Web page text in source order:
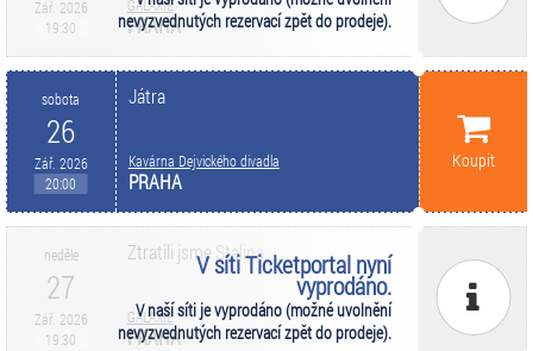
Zář. 2026
19:30
nevyzvednutých rezervací zpět do prodeje).
GALAXIE
PRAHA
sobota
26
Zář. 2026
20:00
Játra
Kavárna Dejvického divadla
PRAHA
Koupit
neděle
27
Zář. 2026
19:30
V síti Ticketportal nyní
vyprodáno.
V naší síti je vyprodáno (možné uvolnění
nevyzvednutých rezervací zpět do prodeje).
Ztratili jsme Stalina
GALAXIE
PRAHA